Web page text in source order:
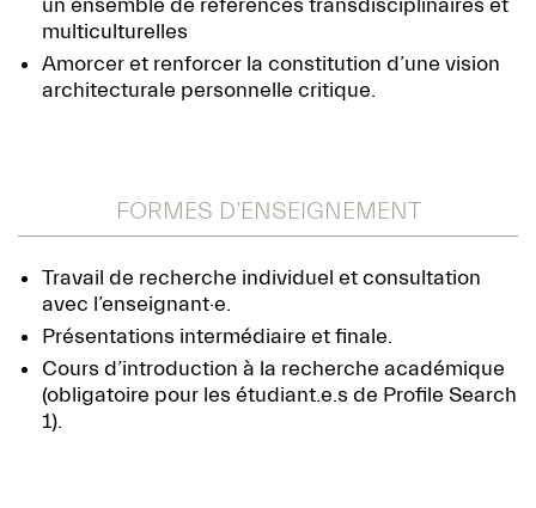
multiculturelles
Amorcer et renforcer la constitution d’une vision
architecturale personnelle critique.
FORMES D’ENSEIGNEMENT
Travail de recherche individuel et consultation
avec l’enseignant·e.
Présentations intermédiaire et finale.
Cours d’introduction à la recherche académique
(obligatoire pour les étudiant.e.s de Profile Search
1).